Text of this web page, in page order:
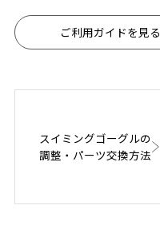
ご利用ガイドを見る
スイミングゴーグルの
調整・パーツ交換方法